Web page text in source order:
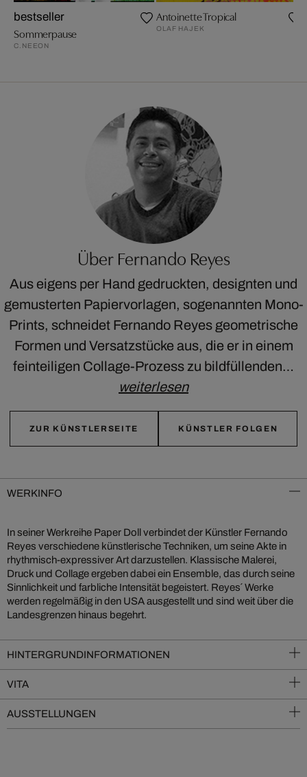
bestseller
Sommerpause
C.NEEON
Antoinette Tropical
OLAF HAJEK
Über Fernando Reyes
Aus eigens per Hand gedruckten, designten und
gemusterten Papiervorlagen, sogenannten Mono-
Prints, schneidet Fernando Reyes geometrische
Formen und Versatzstücke aus, die er in einem
feinteiligen Collage-Prozess zu bildfüllenden…
weiterlesen
ZUR KÜNSTLERSEITE KÜNSTLER FOLGEN
WERKINFO
In seiner Werkreihe Paper Doll verbindet der Künstler Fernando
Reyes verschiedene künstlerische Techniken, um seine Akte in
rhythmisch-expressiver Art darzustellen. Klassische Malerei,
Druck und Collage ergeben dabei ein Ensemble, das durch seine
Sinnlichkeit und farbliche Intensität begeistert. Reyes´ Werke
werden regelmäßig in den USA ausgestellt und sind weit über die
Landesgrenzen hinaus begehrt.
HINTERGRUNDINFORMATIONEN
VITA
AUSSTELLUNGEN